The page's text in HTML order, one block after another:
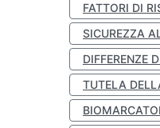
FATTORI DI
SICUREZZA
DIFFERENZE
TUTELA